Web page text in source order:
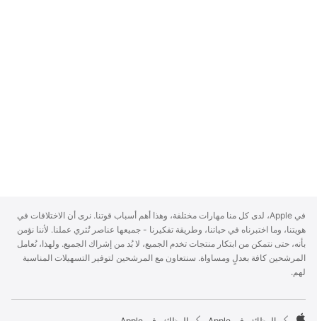
p
p
l
e
F
o
t
في Apple، لدى كل منا مهارات مختلفة، وهذا أهم أسباب قوتنا. نرى أن الاختلافات في
هويتنا، وما اختبرناه في حياتنا، وطريقة تفكيرنا - جميعها عناصر تُثري عملنا. لأننا نؤمن
بأنه، حتى نتمكن من ابتكار منتجات تخدم الجميع، لا بُد من إشراك الجميع. ولهذا، نُعامل
المرشحين كافة بعدلٍ ومساواة. سنتعاون مع المرشحين لتوفير التسهيلات المناسبة
لهم.
